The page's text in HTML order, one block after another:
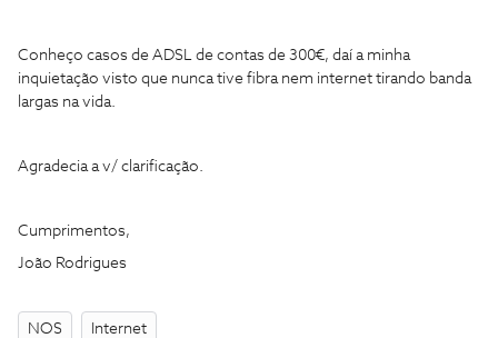
Conheço casos de ADSL de contas de 300€, daí a minha
inquietação visto que nunca tive fibra nem internet tirando banda
largas na vida.
Agradecia a v/ clarificação.
Cumprimentos,
João Rodrigues
NOS Internet